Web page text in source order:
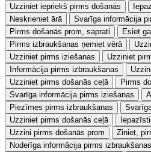
Uzziniet iepriekš pirms došanās
Neskrieniet ārā
Svarīga informācija
Pirms došanās prom, saprati
Esiet
Pirms izbraukšanas ņemiet vērā
Uzziniet pirms iziešanas
Uzziniet
Informācija pirms izbraukšanas
Uzziniet pirms došanās ceļā
Pirms
Svarīga informācija pirms iziešanas
Piezīmes pirms izbraukšanas
Uzziniet pirms došanās ceļā
Uzzini pirms došanās prom
Ziniet,
Noderīga informācija pirms izbraukšanas